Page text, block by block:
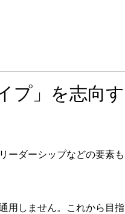
プ」を志向す
ーダーシップなどの要素も
用しません。これから目指